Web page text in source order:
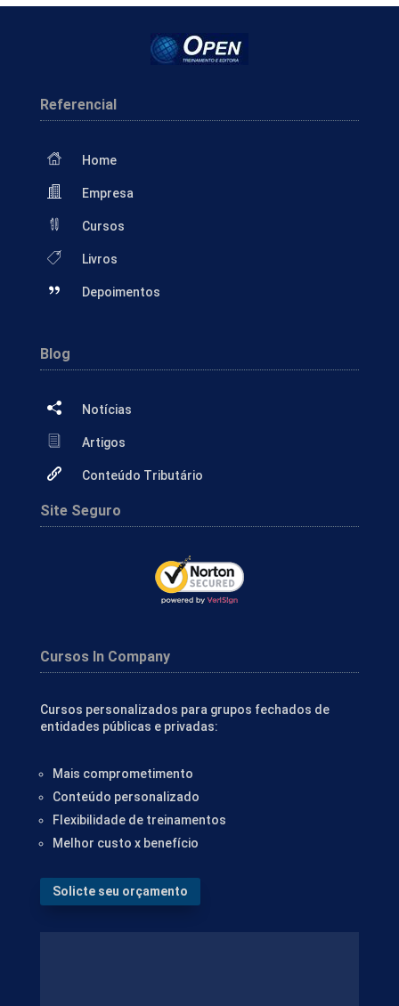
Referencial
Home
Empresa
Cursos
Livros
Depoimentos
Blog
Notícias
Artigos
Conteúdo Tributário
Site Seguro
Cursos In Company
Cursos personalizados para grupos fechados de
entidades públicas e privadas:
Mais comprometimento
Conteúdo personalizado
Flexibilidade de treinamentos
Melhor custo x benefício
Solicte seu orçamento